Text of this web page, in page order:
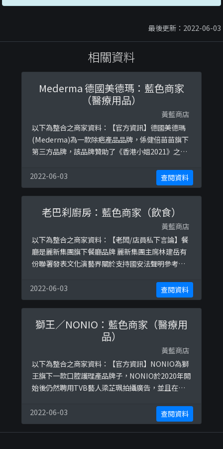
最後更新：2022-06-03
相關資料
Mederma 德國美德瑪：藍色商家
（醫療用品）
黃藍商店
以下為整合之商家資料：【官方資訊】德國美德瑪
(Mederma)為一款除疤產品品牌，係健倍苗苗旗下
第三方品牌，該品牌贊助了《香港小姐2021》之活
戶。參考圖片：https://ibb.co/1qNFMyg
2022-06-03 查閱資料
老巴刹廚房：藍色商家（飲食）
黃藍商店
以下為整合之商家資料：【老闆/店員私下言論】餐
廳是麗新集團旗下餐廳品牌 麗新集團主席林建岳有
份聯署發表文化演藝界關於支持國安法聲明參考圖
https://ibb.co/CbVRLK3https://ibb.co/RbBvhv
khttps://ibb.co/HNc1L0b
2022-06-03 查閱資料
獅王／NONIO：藍色商家（醫療用
品）
黃藍商店
以下為整合之商家資料：【官方資訊】NONIO為獅
王旗下一款口腔護理產品牌子，NONIO於2020年開
始後仍然聘用TVB藝人梁芷珮拍攝廣告，並且在
https://ibb.co/MRn3vZR
2022-06-03 查閱資料